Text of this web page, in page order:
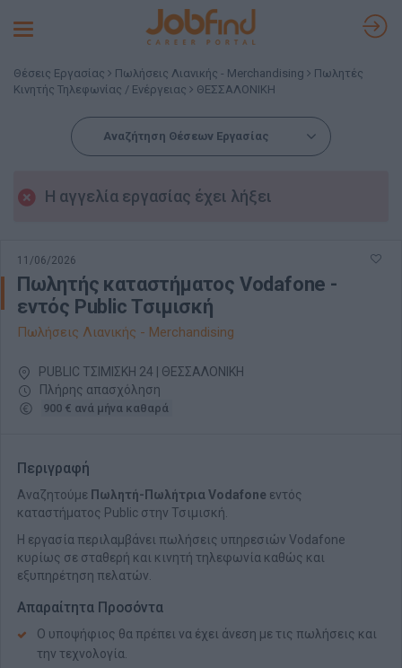
Toggle
Θέσεις Εργασίας Πωλήσεις Λιανικής - Merchandising
Πωλητές
Κινητής Τηλεφωνίας / Ενέργειας
ΘΕΣΣΑΛΟΝΙΚΗ
Αναζήτηση Θέσεων Εργασίας
Η αγγελία εργασίας έχει λήξει
11/06/2026
Πωλητής καταστήματος Vodafone -
εντός Public Τσιμισκή
Πωλήσεις Λιανικής - Merchandising
PUBLIC ΤΣΙΜΙΣΚΗ 24 | ΘΕΣΣΑΛΟΝΙΚΗ
Πλήρης απασχόληση
900 € ανά μήνα καθαρά
Περιγραφή
Αναζητούμε Πωλητή-Πωλήτρια Vodafone εντός
καταστήματος Public στην Τσιμισκή.
Η εργασία περιλαμβάνει πωλήσεις υπηρεσιών Vodafone
κυρίως σε σταθερή και κινητή τηλεφωνία καθώς και
εξυπηρέτηση πελατών.
Απαραίτητα Προσόντα
Ο υποψήφιος θα πρέπει να έχει άνεση με τις πωλήσεις και
την τεχνολογία.